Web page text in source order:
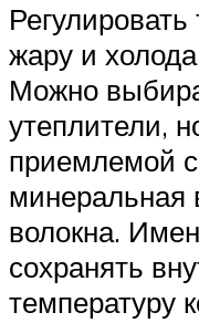
жару и
Можно
утеплители,
приемлемой
минеральная
волокна.
сохранять
температуру